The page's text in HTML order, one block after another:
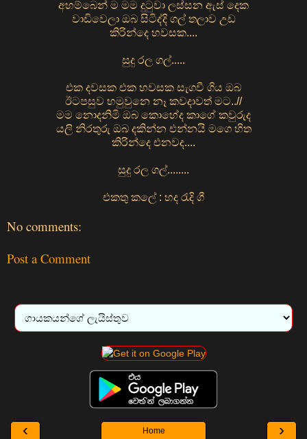
අහම්බෙන් ම මම දුටුවා ලස්සන ඇස් දෙක
වාඩිවෙලා ඔබ සිටිද්දි ගල් තලාව උඩ
කිරින්දෙ හවසක....
සුදු රල ගල්.....
එක දවසක එක හවසක සැගවී ගිය ඔබ
ඊටපසුව හමුවුනෙ නෑ කවදාවත් මට..//
මම නොදනිමි ඔබ කොහේද කාගේ කවුරුද
යලි නිරතුරු ඔබ දකින්න එන්නයි මගෙ හිත
කිරින්දෙ එනවද....
සුදු රල ගල්........
එකතු කලේ : හද රැදි ගී
No comments:
Post a Comment
‹ ›
Home